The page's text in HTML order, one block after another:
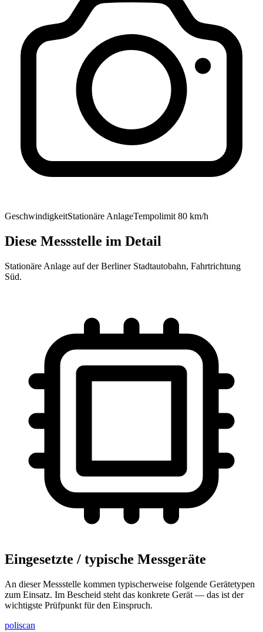
GeschwindigkeitStationäre AnlageTempolimit 80 km/h
Diese Messstelle im Detail
Stationäre Anlage auf der Berliner Stadtautobahn, Fahrtrichtung
Süd.
Eingesetzte / typische Messgeräte
An dieser Messstelle kommen typischerweise folgende Gerätetypen
zum Einsatz. Im Bescheid steht das konkrete Gerät — das ist der
wichtigste Prüfpunkt für den Einspruch.
poliscan